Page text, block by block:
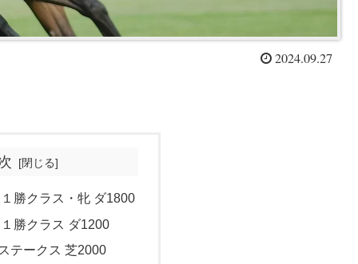
2024.09.27
勝クラス・牝 ダ1800
勝クラス ダ1200
テークス 芝2000